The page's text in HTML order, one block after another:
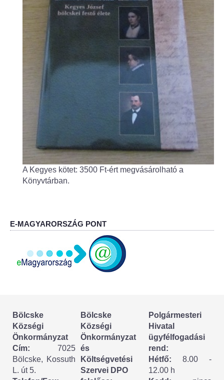
Alapszolgáltatási Központ
Kultúra
IKSZT - Integrált Közösségi és Szolgáltató Tér
Rendezvényház
Rákóczi Mozi
HIRDETMÉNYEK
TESTVÉRTELEPÜLÉSÜNK:
CSÍKSZÉPVÍZ
VÁLASZTÁSI INFORMÁCIÓK
Választási ügyintézés
2024. évi általános választások
Választópolgároknak
A Kegyes kötet: 3500 Ft-ért megvásárolható a
Könyvtárban.
E-MAGYARORSZÁG PONT
Bölcske
Községi
Önkormányzat
Cím: 7025
Bölcske, Kossuth
L. út 5.
Bölcske
Községi
Önkormányzat
és
Költségvetési
Szervei DPO
Polgármesteri
Hivatal
ügyfélfogadási
rend:
Hétfő: 8.00 -
12.00 h